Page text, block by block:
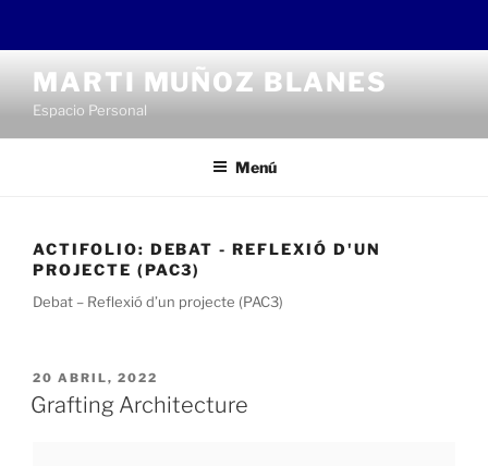
contenido
MARTI MUÑOZ BLANES
Espacio Personal
Menú
ACTIFOLIO: DEBAT - REFLEXIÓ D'UN
PROJECTE (PAC3)
Debat – Reflexió d’un projecte (PAC3)
PUBLICADO
EL
20 ABRIL, 2022
Grafting Architecture